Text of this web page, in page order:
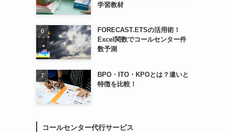
学習教材
FORECAST.ETSの活用術！
Excel関数でコールセンター件
数予測
BPO・ITO・KPOとは？違いと
特徴を比較！
コールセンター代行サービス